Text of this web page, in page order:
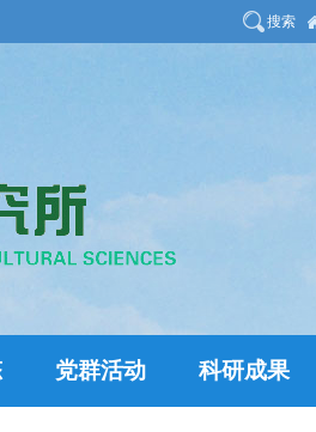
搜索
党群活动 科研成果